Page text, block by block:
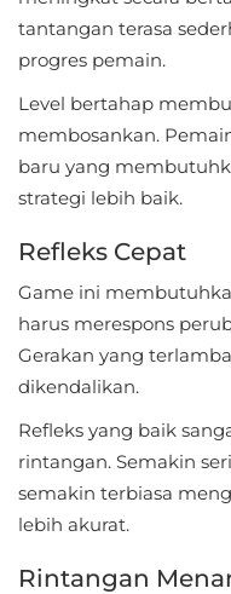
Food
Health
&
Fitness
House
Home
Libraries
&
Demo
tantangan terasa
progres pemain.
Level bertahap
membosankan.
baru yang
strategi lebih baik.
Refleks Cepat
Game ini
harus merespons
Gerakan yang
dikendalikan.
Refleks yang baik
rintangan. Semakin
semakin terbiasa
lebih akurat.
Rintangan